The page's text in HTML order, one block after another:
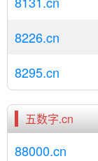
8226.cn
8295.cn
五数字.cn
88000.cn